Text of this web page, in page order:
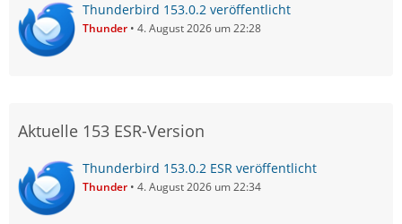
Thunderbird 153.0.2 veröffentlicht
Thunder 4. August 2026 um 22:28
Aktuelle 153 ESR-Version
Thunderbird 153.0.2 ESR veröffentlicht
Thunder 4. August 2026 um 22:34